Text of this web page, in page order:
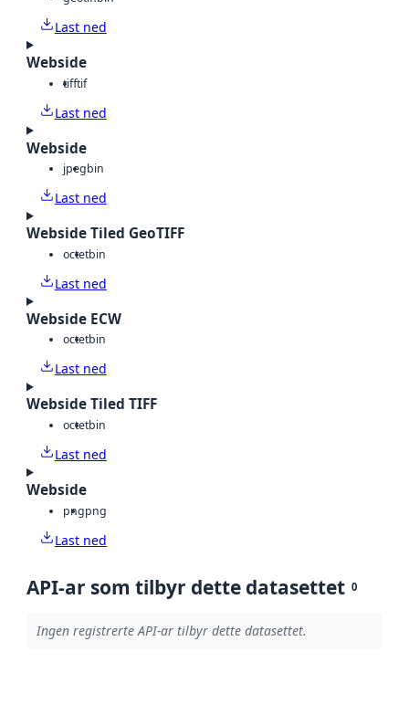
Last ned
Webside
tifftif
Last ned
Webside
jpegbin
Last ned
Webside Tiled GeoTIFF
octetbin
Last ned
Webside ECW
octetbin
Last ned
Webside Tiled TIFF
octetbin
Last ned
Webside
pngpng
Last ned
API-ar som tilbyr dette datasettet 0
Ingen registrerte API-ar tilbyr dette datasettet.